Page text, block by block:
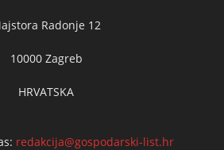
Radonje 12
10000 Zagreb
HRVATSKA
redakcija@gospodarski-list.hr